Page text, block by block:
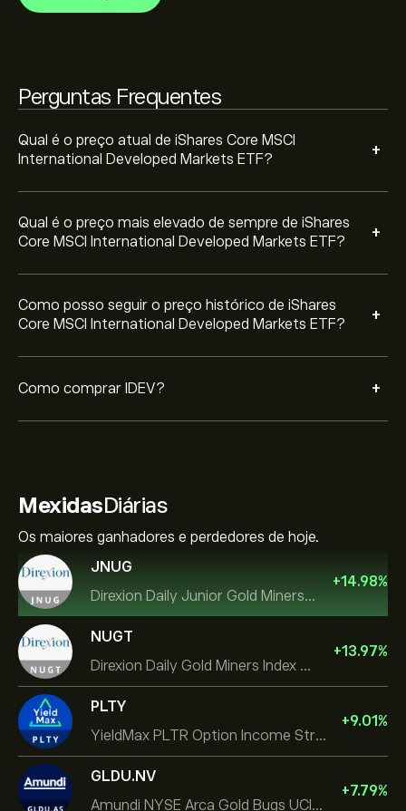
Perguntas Frequentes
Qual é o preço atual de iShares Core MSCI
International Developed Markets ETF?
+
Qual é o preço mais elevado de sempre de iShares
Core MSCI International Developed Markets ETF?
+
Como posso seguir o preço histórico de iShares
Core MSCI International Developed Markets ETF?
+
International Developed Markets ETF variou entre
Como comprar IDEV? +
Developed Markets ETF pretende comprar. Também
pode colocar uma ordem para comprar IDEV a um
preço específico no futuro.
MexidasDiárias
Os maiores ganhadores e perdedores de hoje.
JNUG
Direxion Daily Junior Gold Miners Index Bull 2X ETF
+14.98%
NUGT
Direxion Daily Gold Miners Index Bull 2X ETF
+13.97%
PLTY
YieldMax PLTR Option Income Strategy ETF
+9.01%
GLDU.NV
Amundi NYSE Arca Gold Bugs UCITS ETF Dist
+7.79%